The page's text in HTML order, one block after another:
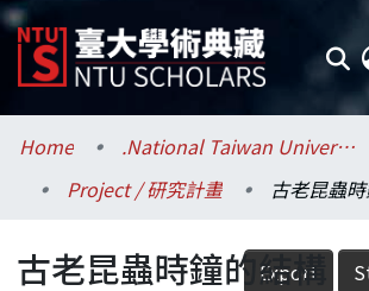
Communities & Collections
Research Outputs
Fundings & Projects
Home
.National Taiwan University / 國立臺灣大學
Project / 研究計畫
Export
古老昆蟲時鐘的結構